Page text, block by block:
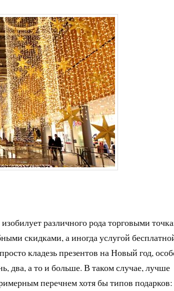
различного рода торговыми
скидками, а иногда услугой
кладезь презентов на Новый год,
два, а то и больше. В таком случае, лучше
перечнем хотя бы типов подарков: